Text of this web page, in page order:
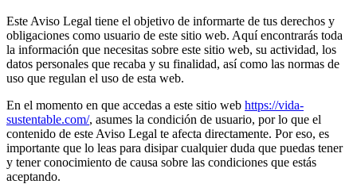
Este Aviso Legal tiene el objetivo de informarte de tus derechos y
obligaciones como usuario de este sitio web. Aquí encontrarás toda
la información que necesitas sobre este sitio web, su actividad, los
datos personales que recaba y su finalidad, así como las normas de
uso que regulan el uso de esta web.
En el momento en que accedas a este sitio web https://vida-
sustentable.com/, asumes la condición de usuario, por lo que el
contenido de este Aviso Legal te afecta directamente. Por eso, es
importante que lo leas para disipar cualquier duda que puedas tener
y tener conocimiento de causa sobre las condiciones que estás
aceptando.